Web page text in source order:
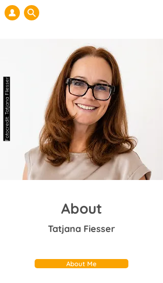
Fotocredit: Tatjana Fliesser
About
Tatjana Fiesser
About Me